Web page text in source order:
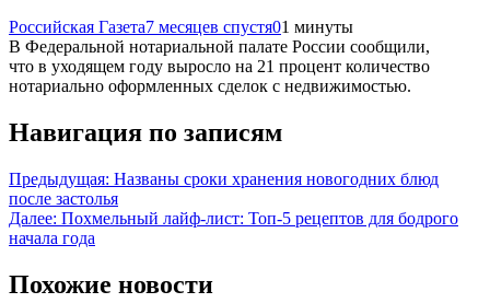
Российская Газета7 месяцев спустя01 минуты
В Федеральной нотариальной палате России сообщили,
что в уходящем году выросло на 21 процент количество
нотариально оформленных сделок с недвижимостью.
Навигация по записям
Предыдущая: Названы сроки хранения новогодних блюд
после застолья
Далее: Похмельный лайф-лист: Топ-5 рецептов для бодрого
начала года
Похожие новости